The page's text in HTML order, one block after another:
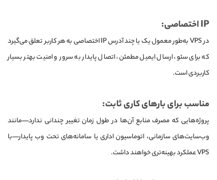
IP اختصاصی:
در VPS به‌طور معمول یک یا چند آدرس IP اختصاصی به هر کاربر تعلق می‌گیرد
که برای سئو، ارسال ایمیل مطمئن، اتصال پایدار به سرور و امنیت بهتر بسیار
کاربردی است.
مناسب برای بارهای کاری ثابت:
پروژه‌هایی که مصرف منابع آن‌ها در طول زمان تغییر چندانی ندارد—مانند
وب‌سایت‌های سازمانی، اتوماسیون اداری یا سامانه‌های تحت وب پایدار—با
VPS عملکرد بهینه‌تری خواهند داشت.